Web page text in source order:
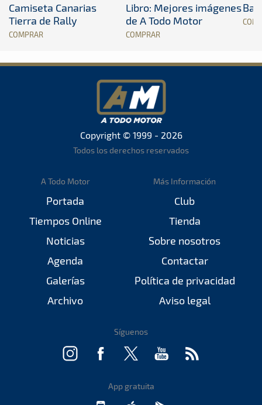
Camiseta Canarias
Tierra de Rally
COMPRAR
Libro: Mejores imágenes
de A Todo Motor
COMPRAR
Copyright © 1999 - 2026
Todos los derechos reservados
A Todo Motor
Portada
Tiempos Online
Noticias
Agenda
Galerías
Archivo
Más Información
Club
Tienda
Sobre nosotros
Contactar
Política de privacidad
Aviso legal
Síguenos
App gratuita